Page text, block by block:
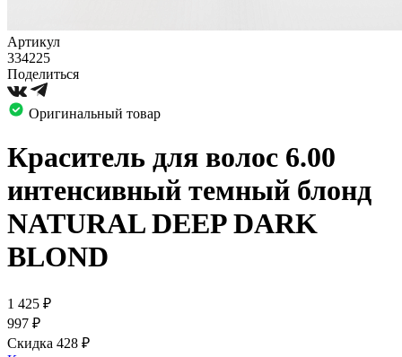
Артикул
334225
Поделиться
Оригинальный товар
Краситель для волос 6.00
интенсивный темный блонд
NATURAL DEEP DARK
BLOND
1 425 ₽
997 ₽
Скидка 428 ₽